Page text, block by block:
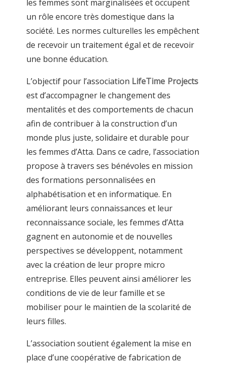
les femmes sont marginalisées et occupent
un rôle encore très domestique dans la
société. Les normes culturelles les empêchent
de recevoir un traitement égal et de recevoir
une bonne éducation.
L’objectif pour l’association LifeTime Projects
est d’accompagner le changement des
mentalités et des comportements de chacun
afin de contribuer à la construction d’un
monde plus juste, solidaire et durable pour
les femmes d’Atta. Dans ce cadre, l’association
propose à travers ses bénévoles en mission
des formations personnalisées en
alphabétisation et en informatique. En
améliorant leurs connaissances et leur
reconnaissance sociale, les femmes d’Atta
gagnent en autonomie et de nouvelles
perspectives se développent, notamment
avec la création de leur propre micro
entreprise. Elles peuvent ainsi améliorer les
conditions de vie de leur famille et se
mobiliser pour le maintien de la scolarité de
leurs filles.
L’association soutient également la mise en
place d’une coopérative de fabrication de